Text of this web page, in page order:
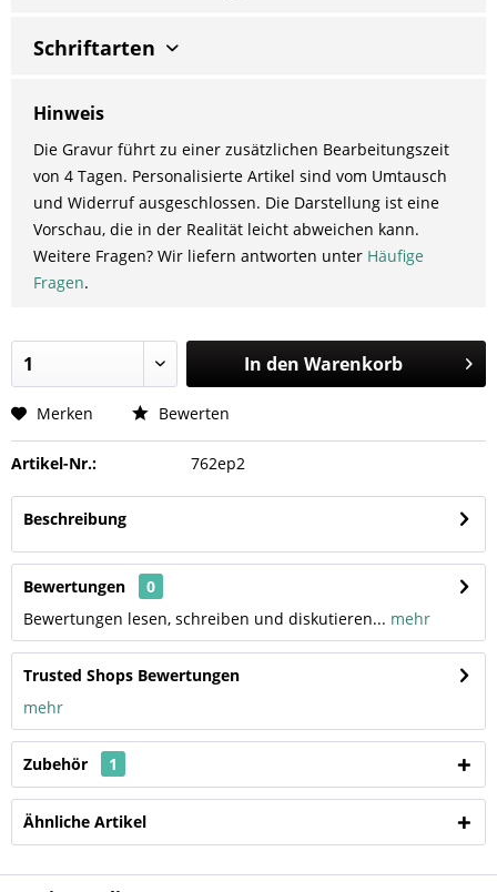
Schriftarten
Hinweis
Die Gravur führt zu einer zusätzlichen Bearbeitungszeit
von 4 Tagen. Personalisierte Artikel sind vom Umtausch
und Widerruf ausgeschlossen. Die Darstellung ist eine
Vorschau, die in der Realität leicht abweichen kann.
Weitere Fragen? Wir liefern antworten unter Häufige
Fragen.
In den Warenkorb
Merken Bewerten
Artikel-Nr.: 762ep2
Beschreibung
Bewertungen
0
Bewertungen lesen, schreiben und diskutieren... mehr
Trusted Shops Bewertungen
mehr
Zubehör 1
Ähnliche Artikel